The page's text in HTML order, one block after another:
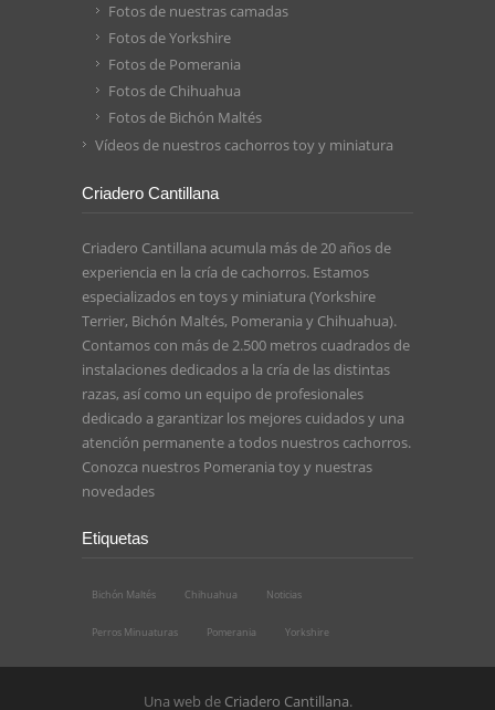
Fotos de nuestras camadas
Fotos de Yorkshire
Fotos de Pomerania
Fotos de Chihuahua
Fotos de Bichón Maltés
Vídeos de nuestros cachorros toy y miniatura
Criadero Cantillana
Criadero Cantillana acumula más de 20 años de
experiencia en la cría de cachorros. Estamos
especializados en toys y miniatura (Yorkshire
Terrier, Bichón Maltés, Pomerania y Chihuahua).
Contamos con más de 2.500 metros cuadrados de
instalaciones dedicados a la cría de las distintas
razas, así como un equipo de profesionales
dedicado a garantizar los mejores cuidados y una
atención permanente a todos nuestros cachorros.
Conozca nuestros Pomerania toyy nuestras
novedades
Etiquetas
Bichón Maltés Chihuahua Noticias
Perros Minuaturas Pomerania Yorkshire
Una web de Criadero Cantillana.